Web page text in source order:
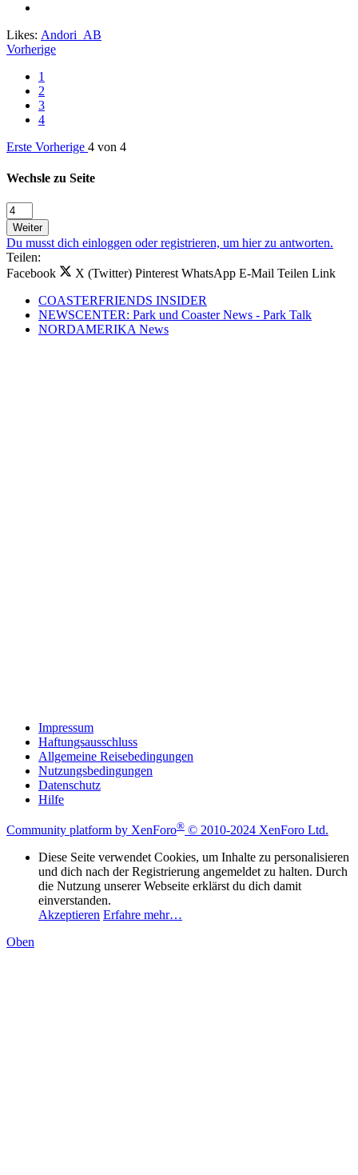
Likes: Andori_AB
Vorherige
1
2
3
4
Erste Vorherige 4 von 4
Wechsle zu Seite
Weiter
Du musst dich einloggen oder registrieren, um hier zu antworten.
Teilen:
Facebook
X (Twitter) Pinterest WhatsApp E-Mail Teilen Link
COASTERFRIENDS INSIDER
NEWSCENTER: Park und Coaster News - Park Talk
NORDAMERIKA News
Impressum
Haftungsausschluss
Allgemeine Reisebedingungen
Nutzungsbedingungen
Datenschutz
Hilfe
Community platform by XenForo® © 2010-2024 XenForo Ltd.
Diese Seite verwendet Cookies, um Inhalte zu personalisieren
und dich nach der Registrierung angemeldet zu halten. Durch
die Nutzung unserer Webseite erklärst du dich damit
einverstanden.
Akzeptieren Erfahre mehr…
Oben